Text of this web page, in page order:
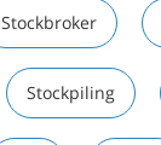
Stockbroker
Stockpiling